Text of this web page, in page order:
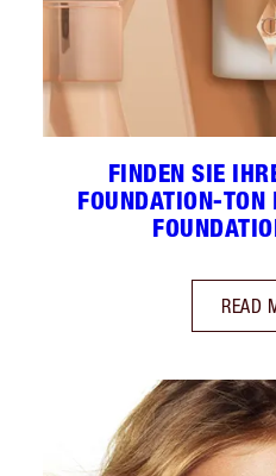
FINDEN SIE
FOUNDATION-
READ